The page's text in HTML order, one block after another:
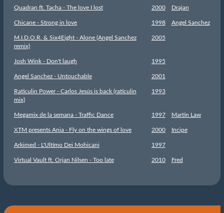
Quadran ft. Tacha - The love I lost 2000 Drajan
Chicane - Strong in love 1998 Angel Sanchez
M.I.D.O.R. & Six4Eight - Alone (Angel Sanchez
remix)
2005
Josh Wink - Don't laugh 1995
Angel Sanchez - Untouchable 2001
Raticulin Power - Carlos Jesús is back (raticulin
mix)
1993
Megamix de la semana - Traffic Dance 1997 Martin Law
XTM presents Ania - Fly on the wings of love 2000 Incipe
Arkimed - L'Ultimo Dei Mohicani 1997
Virtual Vault ft. Orjan Nilsen - Too late 2010 Fred